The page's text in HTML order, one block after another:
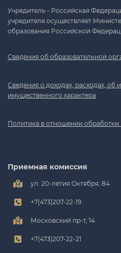
Учредитель - Российская
учредителя осуществляет
образования Российской
Сведения об образовательной
Сведения о доходах, расходах, об
имущественного характера
Политика в отношении
Приемная комиссия
ул. 20-летия Октября, 84
+7(473)207-22-19
Московский пр-т, 14
+7(473)207-22-21